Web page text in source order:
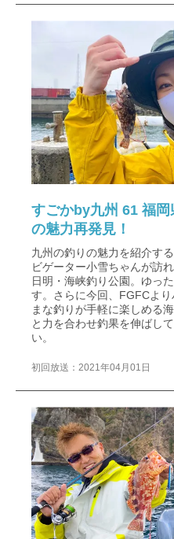
すごかby九州 61 福
の魅力再発見！
九州の釣りの魅力を紹介す
ビゲーター小雪ちゃんが訪
日明・海峡釣り公園。ゆっ
す。さらに今回、FGFCよ
まな釣りが手軽に楽しめる
と力を合わせ釣果を伸ばし
い。
初回放送：2021年04月01日